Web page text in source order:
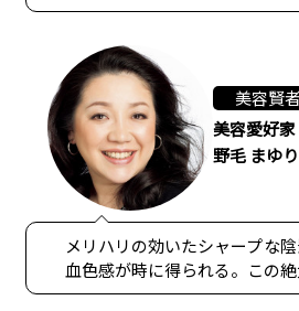
美容賢
美容愛好家
野毛 まゆ
メリハリの効いたシャープな
血色感が時に得られる。この